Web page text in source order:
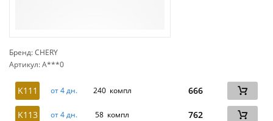
Бренд: CHERY
Артикул: A***0
K111 от 4 дн. 240 компл 666
K113 от 4 дн. 58 компл 762